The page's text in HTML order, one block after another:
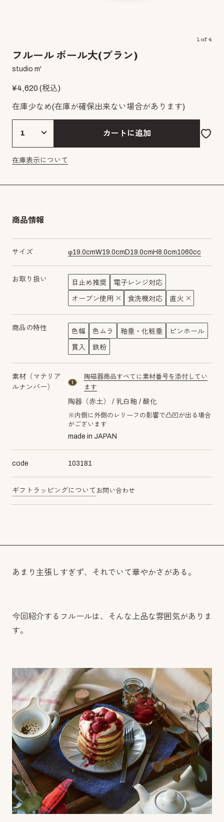
1of 4
フルール ボール大(ブラン)
studio m'
¥4,620(税込)
在庫少なめ(在庫が確保出来ない場合があります)
カートに追加
在庫表示について
商品情報
サイズ φ19.0cmW19.0cm D19.0cm H8.0cm1060cc
お取り扱い 目止め推奨 電子レンジ対応
オーブン使用 食洗機対応 直火
商品の特性 色幅 色ムラ 釉垂・化粧垂 ピンホール
貫入 鉄粉
素材（マテリア
ルナンバー）
material number1
陶磁器商品すべてに素材番号を添付してい
ます
陶器（赤土） 乳白釉 酸化
※内側に外側のレリーフの影響で凸凹が出る場合
がございます
made in JAPAN
code 103181
ギフトラッピングについて お問い合わせ
あまり主張しすぎず、それでいて華やかさがある。
今回紹介するフルールは、そんな上品な雰囲気がありま
す。